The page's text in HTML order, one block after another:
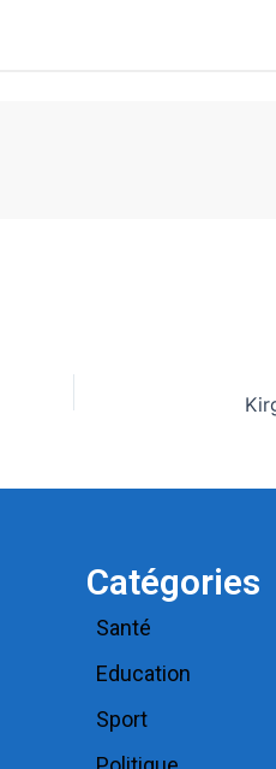
Catégories
Santé
Education
Sport